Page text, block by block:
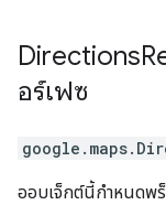
Directions
อร์เฟซ
google.maps.
ออบเจ็กต์นี้กำหนดพ